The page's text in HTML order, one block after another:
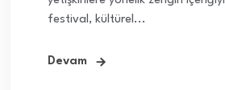
festival, kültürel...
Devam